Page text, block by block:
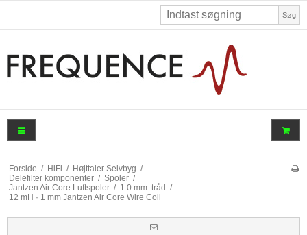
Søg
Forside / HiFi / Højttaler Selvbyg /
Delefilter komponenter / Spoler /
Jantzen Air Core Luftspoler / 1.0 mm. tråd /
12 mH · 1 mm Jantzen Air Core Wire Coil